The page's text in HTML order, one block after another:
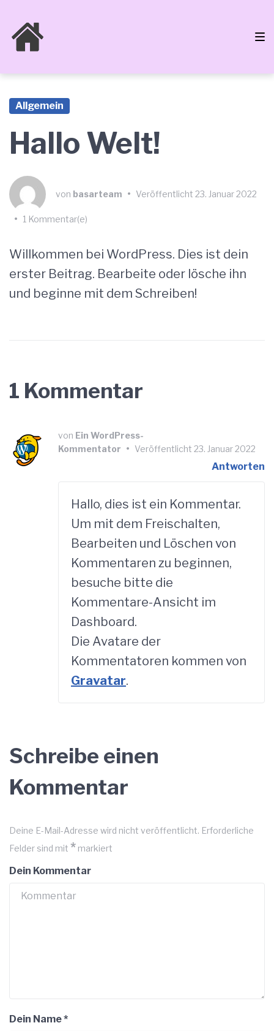
Hauptnavigation
springen
Inhalt
springen
Footer
springen
Allgemein
Hallo Welt!
von basarteam • Veröffentlicht 23. Januar 2022
• 1 Kommentar(e)
Willkommen bei WordPress. Dies ist dein
erster Beitrag. Bearbeite oder lösche ihn
und beginne mit dem Schreiben!
1 Kommentar
von Ein WordPress-
Kommentator • Veröffentlicht 23. Januar 2022
Antworten
Hallo, dies ist ein Kommentar.
Um mit dem Freischalten,
Bearbeiten und Löschen von
Kommentaren zu beginnen,
besuche bitte die
Kommentare-Ansicht im
Dashboard.
Die Avatare der
Kommentatoren kommen von
Gravatar.
Schreibe einen
Kommentar
Deine E-Mail-Adresse wird nicht veröffentlicht. Erforderliche
Felder sind mit * markiert
Dein Kommentar
Dein Name*